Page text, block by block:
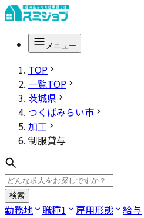
メニュー
TOP
一覧TOP
茨城県
つくばみらい市
加工
制服貸与
検索
勤務地 職種1 雇用形態 給与